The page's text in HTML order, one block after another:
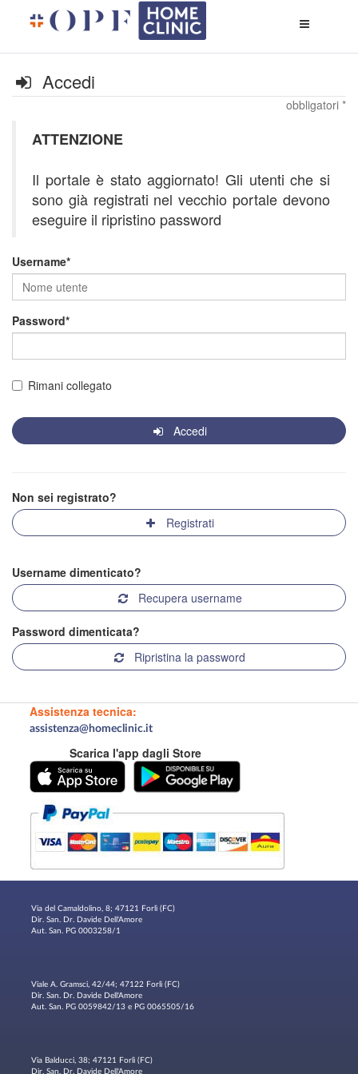
di
Accedi
obbligatori *
ATTENZIONE
Il portale è stato aggiornato! Gli utenti che si
sono già registrati nel vecchio portale devono
eseguire il ripristino password
Username
Password
Rimani collegato
Accedi
Non sei registrato?
Registrati
Username dimenticato?
Recupera username
Password dimenticata?
Ripristina la password
Assistenza tecnica:
assistenza@homeclinic.it
Scarica l'app dagli Store
Via del Camaldolino, 8; 47121 Forlì (FC)
Dir. San. Dr. Davide Dell'Amore
Aut. San. PG 0003258/1
Viale A. Gramsci, 42/44; 47122 Forlì (FC)
Dir. San. Dr. Davide Dell'Amore
Aut. San. PG 0059842/13 e PG 0065505/16
Via Balducci, 38; 47121 Forlì (FC)
Dir. San. Dr. Davide Dell'Amore